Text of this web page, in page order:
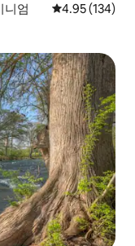
니엄 평점 4.95점(5
4.95 (134)